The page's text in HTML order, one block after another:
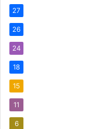
27
26
24
18
15
11
6